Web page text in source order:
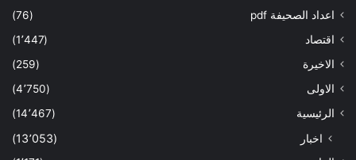
اعداد الصحيفة pdf
(76)
اقتصاد
(1٬447)
الاخيرة
(259)
الاولى
(4٬750)
الرئيسية
(14٬467)
اخبار (13٬053)